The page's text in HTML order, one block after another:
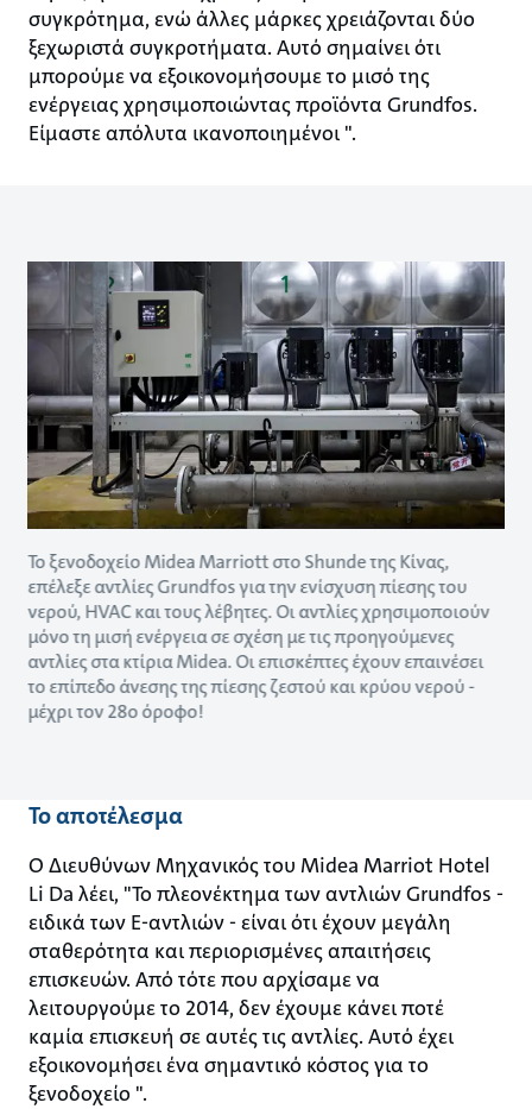
συγκρότημα, ενώ άλλες μάρκες χρειάζονται δύο
ξεχωριστά συγκροτήματα. Αυτό σημαίνει ότι
μπορούμε να εξοικονομήσουμε το μισό της
ενέργειας χρησιμοποιώντας προϊόντα Grundfos.
Είμαστε απόλυτα ικανοποιημένοι ".
Το ξενοδοχείο Midea Marriott στο Shunde της Κίνας,
επέλεξε αντλίες Grundfos για την ενίσχυση πίεσης του
νερού, HVAC και τους λέβητες. Οι αντλίες χρησιμοποιούν
μόνο τη μισή ενέργεια σε σχέση με τις προηγούμενες
αντλίες στα κτίρια Midea. Οι επισκέπτες έχουν επαινέσει
το επίπεδο άνεσης της πίεσης ζεστού και κρύου νερού -
μέχρι τον 28ο όροφο!
Το αποτέλεσμα
Ο Διευθύνων Μηχανικός του Midea Marriot Hotel
Li Da λέει, "Το πλεονέκτημα των αντλιών Grundfos -
ειδικά των Ε-αντλιών - είναι ότι έχουν μεγάλη
σταθερότητα και περιορισμένες απαιτήσεις
επισκευών. Από τότε που αρχίσαμε να
λειτουργούμε το 2014, δεν έχουμε κάνει ποτέ
καμία επισκευή σε αυτές τις αντλίες. Αυτό έχει
εξοικονομήσει ένα σημαντικό κόστος για το
ξενοδοχείο ".